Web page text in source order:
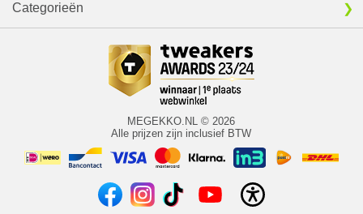
Categorieën
MEGEKKO.NL © 2026
Alle prijzen zijn inclusief BTW